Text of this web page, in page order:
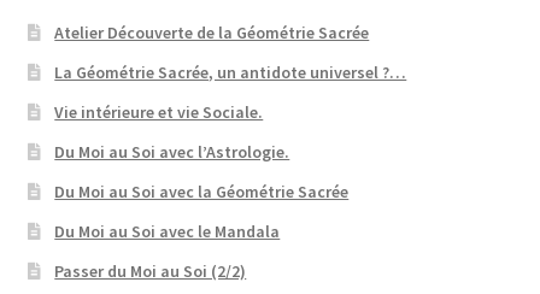
Atelier Découverte de la Géométrie Sacrée
La Géométrie Sacrée, un antidote universel ?…
Vie intérieure et vie Sociale.
Du Moi au Soi avec l’Astrologie.
Du Moi au Soi avec la Géométrie Sacrée
Du Moi au Soi avec le Mandala
Passer du Moi au Soi (2/2)